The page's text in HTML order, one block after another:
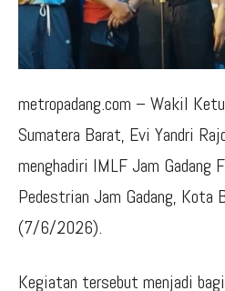
metropadang.com – Wakil
Sumatera Barat, Evi Yandri
menghadiri IMLF Jam Gadang
Pedestrian Jam Gadang,
(7/6/2026).
Kegiatan tersebut menjadi